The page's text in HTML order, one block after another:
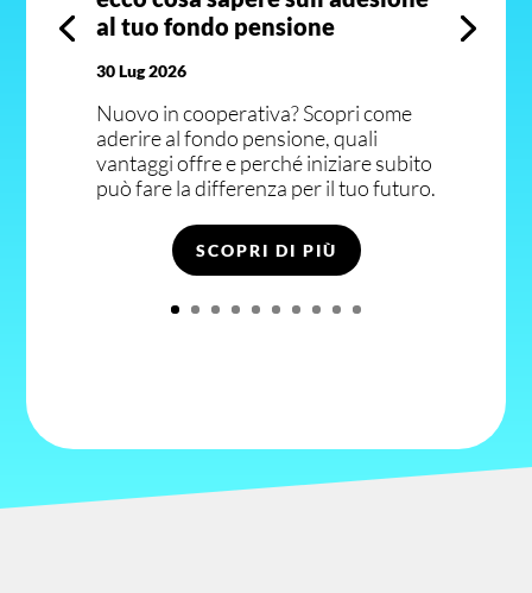
al tuo fondo pensione
30 Lug 2026
Nuovo in cooperativa? Scopri come
aderire al fondo pensione, quali
vantaggi offre e perché iniziare subito
può fare la differenza per il tuo futuro.
SCOPRI DI PIÙ